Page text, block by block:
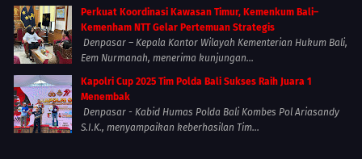
Perkuat Koordinasi Kawasan Timur, Kemenkum Bali–
Kemenham NTT Gelar Pertemuan Strategis
Denpasar – Kepala Kantor Wilayah Kementerian Hukum Bali,
Eem Nurmanah, menerima kunjungan...
Kapolri Cup 2025 Tim Polda Bali Sukses Raih Juara 1
Menembak
Denpasar - Kabid Humas Polda Bali Kombes Pol Ariasandy
S.I.K., menyampaikan keberhasilan Tim...